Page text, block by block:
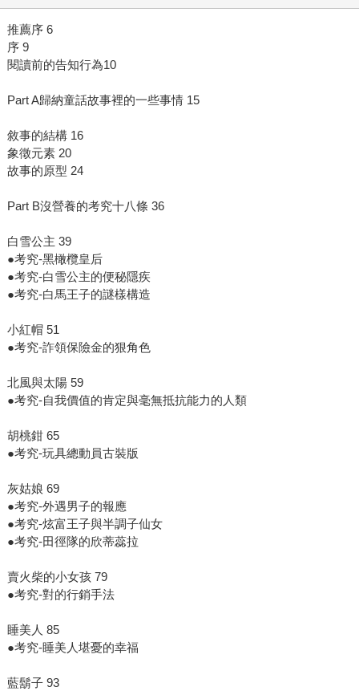
推薦序 6
序 9
閱讀前的告知行為10
Part A歸納童話故事裡的一些事情 15
敘事的結構 16
象徵元素 20
故事的原型 24
Part B沒營養的考究十八條 36
白雪公主 39
●考究-黑橄欖皇后
●考究-白雪公主的便秘隱疾
●考究-白馬王子的謎樣構造
小紅帽 51
●考究-詐領保險金的狠角色
北風與太陽 59
●考究-自我價值的肯定與毫無抵抗能力的人類
胡桃鉗 65
●考究-玩具總動員古裝版
灰姑娘 69
●考究-外遇男子的報應
●考究-炫富王子與半調子仙女
●考究-田徑隊的欣蒂蕊拉
賣火柴的小女孩 79
●考究-對的行銷手法
睡美人 85
●考究-睡美人堪憂的幸福
藍鬍子 93